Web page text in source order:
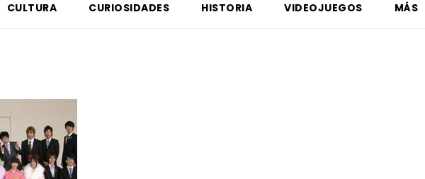
CULTURA CURIOSIDADES HISTORIA VIDEOJUEGOS MÁS